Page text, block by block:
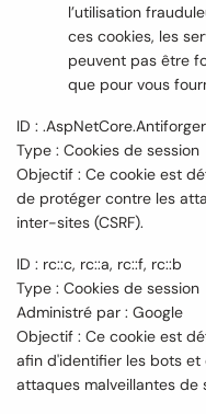
l’utilisation
ces cookies, les
peuvent pas être
que pour vous
ID :
Type : Cookies de session
Objectif : Ce cookie est
de protéger contre les
inter-sites (CSRF).
ID : rc::c, rc::a, rc::f, rc::b
Type : Cookies de session
Administré par : Google
Objectif : Ce cookie est
afin d'identifier les bots
attaques malveillantes de